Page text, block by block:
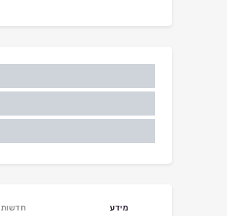
מידע חדשות